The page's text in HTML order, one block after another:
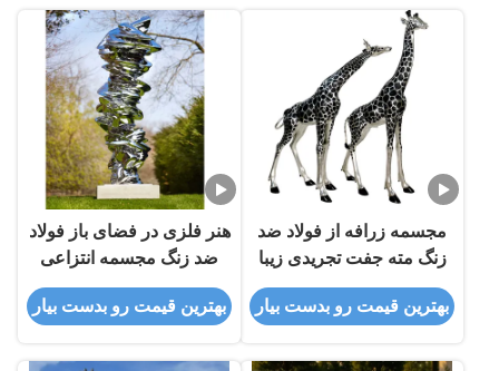
مجسمه زرافه از فولاد ضد
زنگ مته جفت تجریدی زیبا
دو تا برای باغ های مدرن
بهترین قیمت رو بدست بیار
هنر فلزی در فضای باز فولاد
ضد زنگ مجسمه انتزاعی
مدرن
بهترین قیمت رو بدست بیار